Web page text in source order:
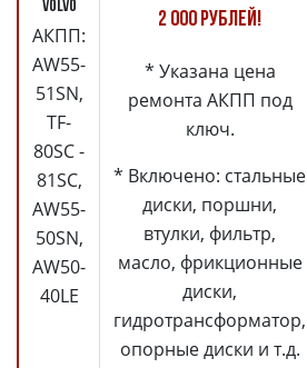
АКПП:
AW55-
51SN,
TF-
80SC -
81SC,
AW55-
50SN,
AW50-
40LE
2 000 рублей!
* Указана цена
ремонта АКПП под
ключ.
* Включено: стальные
диски, поршни,
втулки, фильтр,
масло, фрикционные
диски,
гидротрансформатор,
опорные диски и т.д.